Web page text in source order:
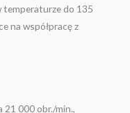
temperaturze do 135
na współpracę z
21 000 obr./min.,